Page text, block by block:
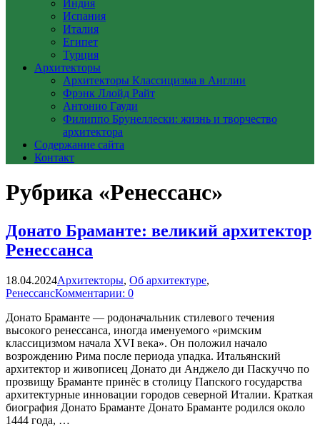
Индия
Испания
Италия
Египет
Турция
Архитекторы
Архитекторы Классицизма в Англии
Фрэнк Ллойд Райт
Антонио Гауди
Филиппо Брунеллески: жизнь и творчество
архитектора
Содержание сайта
Контакт
Рубрика «Ренессанс»
Донато Браманте: великий архитектор
Ренессанса
18.04.2024Архитекторы, Об архитектуре,
РенессансКомментарии: 0
Донато Браманте — родоначальник стилевого течения
высокого ренессанса, иногда именуемого «римским
классицизмом начала XVI века». Он положил начало
возрождению Рима после периода упадка. Итальянский
архитектор и живописец Донато ди Анджело ди Паскуччо по
прозвищу Браманте принёс в столицу Папского государства
архитектурные инновации городов северной Италии. Краткая
биография Донато Браманте Донато Браманте родился около
1444 года, …